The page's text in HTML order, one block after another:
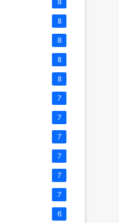
8
8
8
8
8
7
7
7
7
7
7
6